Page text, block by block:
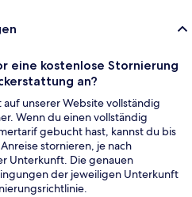
eine kostenlose Stornierung
an?
unserer Website vollständig
Wenn du einen vollständig
gebucht hast, kannst du bis
stornieren, je nach
Unterkunft. Die genauen
der jeweiligen Unterkunft